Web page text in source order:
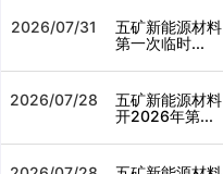
2026/07/31
五矿新能源材
第一次临时...
2026/07/28
五矿新能源材
开2026年第...